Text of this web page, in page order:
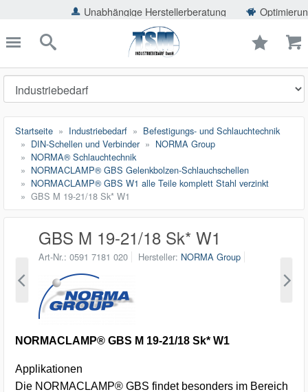
Unabhängige Herstellerberatung Optimierung der
schließen
Suche
Startseite Industriebedarf
Befestigungs- und Schlauchtechnik
DIN-Schellen und Verbinder
NORMA Group
NORMA® Schlauchtechnik
NORMACLAMP® GBS Gelenkbolzen-Schlauchschellen
NORMACLAMP® GBS W1 alle Teile komplett Stahl verzinkt
GBS M 19-21/18 Sk* W1
GBS M 19-21/18 Sk* W1
Art-Nr. 0591 7181 020 Hersteller NORMA Group
NORMACLAMP® GBS M 19-21/18 Sk* W1
Applikationen
Die NORMACLAMP® GBS findet besonders im Bereich